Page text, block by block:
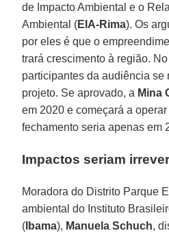
de Impacto Ambiental e o
Ambiental (EIA-Rima). Os
por eles é que o
trará crescimento à região.
participantes da audiência se
projeto. Se aprovado, a Mina
em 2020 e começará a
fechamento seria apenas em
Impactos seriam
Moradora do Distrito Parque
ambiental do Instituto
( Ibama), Manuela Schuch,